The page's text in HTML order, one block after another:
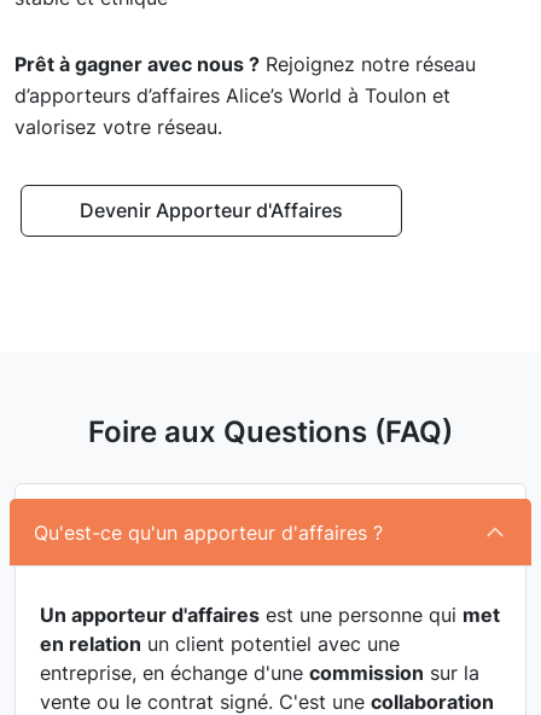
Prêt à gagner avec nous ? Rejoignez notre réseau
d’apporteurs d’affaires Alice’s World à Toulon et
valorisez votre réseau.
Devenir Apporteur d'Affaires
Foire aux Questions (FAQ)
Qu'est-ce qu'un apporteur d'affaires ?
Un apporteur d'affaires est une personne qui met
en relation un client potentiel avec une
entreprise, en échange d'une commission sur la
vente ou le contrat signé. C'est une collaboration